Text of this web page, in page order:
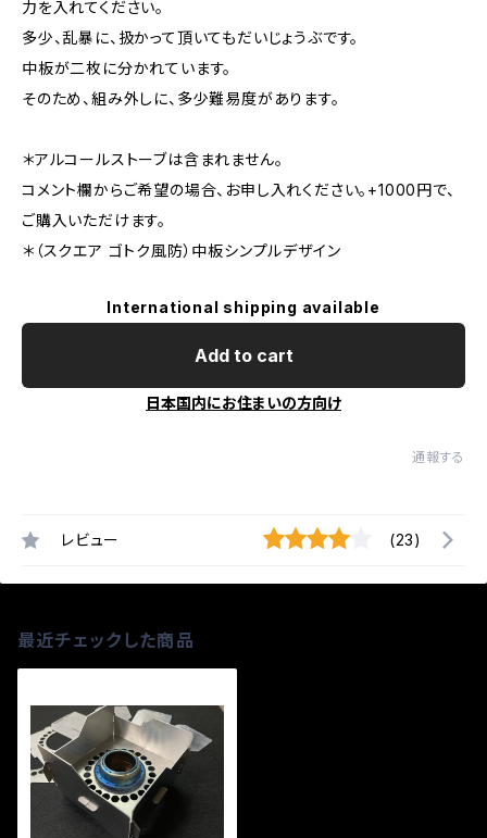
力を入れてください。
多少、乱暴に、扱かって頂いてもだいじょうぶです。
中板が二枚に分かれています。
そのため、組み外しに、多少難易度があります。
＊アルコールストーブは含まれません。
コメント欄からご希望の場合、お申し入れください。+1000円で、
ご購入いただけます。
＊（スクエア ゴトク風防）中板シンプルデザイン
International shipping available
Add to cart
日本国内にお住まいの方向け
通報する
レビュー (23)
最近チェックした商品